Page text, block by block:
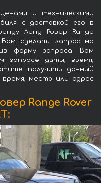
и техническими
с доставкой его в
Ленд Ровер Range
Вам сделать запрос на
форму запроса. Вам
запросе даты, время,
получить данный
место или адрес
Range Rover